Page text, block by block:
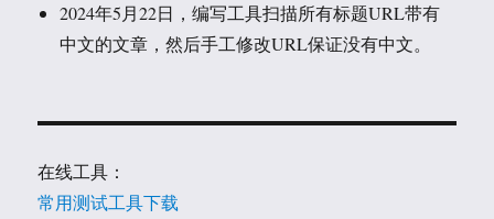
2024年5月22日，编写工具扫描所有标题URL带有
中文的文章，然后手工修改URL保证没有中文。
在线工具：
常用测试工具下载